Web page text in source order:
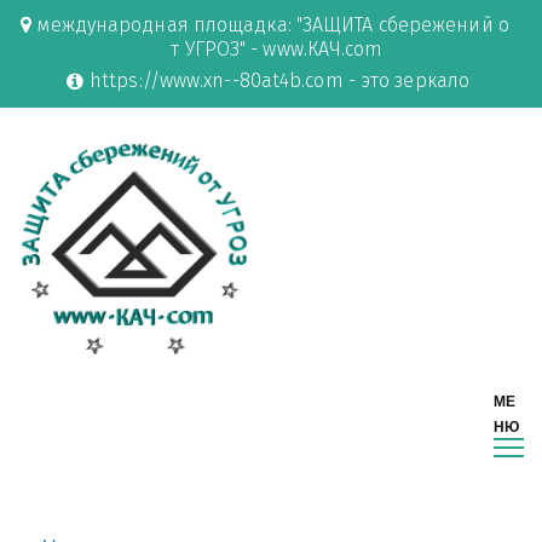
международная площадка: "ЗАЩИТА сбережений о
т УГРОЗ" - www.КАЧ.com
https://www.xn--80at4b.com - это зеркало